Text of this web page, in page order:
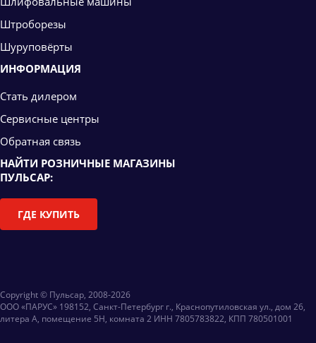
Штроборезы
Шуруповёрты
ИНФОРМАЦИЯ
Стать дилером
Сервисные центры
Обратная связь
НАЙТИ РОЗНИЧНЫЕ МАГАЗИНЫ
ПУЛЬСАР:
ГДЕ КУПИТЬ
Copyright © Пульсар, 2008-2026
ООО «ПАРУС» 198152, Санкт-Петербург г., Краснопутиловская ул., дом 26,
литера А, помещение 5Н, комната 2 ИНН 7805783822, КПП 780501001